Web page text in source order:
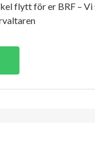
flytt för er BRF –